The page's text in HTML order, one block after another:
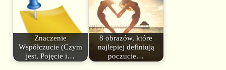
Znaczenie
Współczucie (Czym
jest, Pojęcie i…
8 obrazów, które
najlepiej definiują
poczucie…